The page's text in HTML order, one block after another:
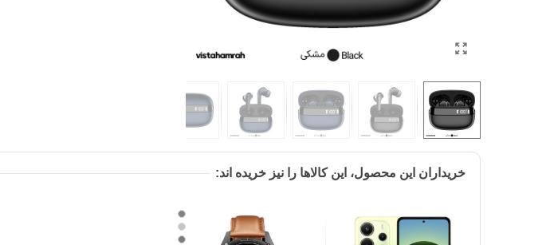
خریداران این محصول، این کالاها را نیز خریده اند:
بدنه
تیتانیوم
-
بند
قهوه
بدنه
نقره
ای
بدنه